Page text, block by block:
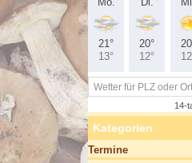
Kategorien
Termine